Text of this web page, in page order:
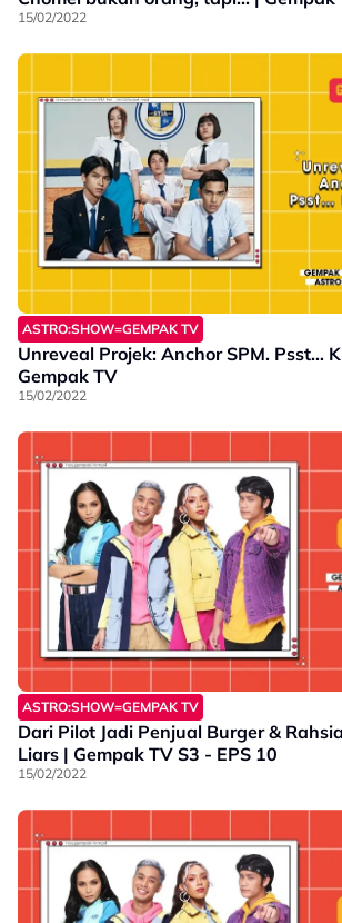
15/02/2022
ASTRO:SHOW=GEMPAK TV
Unreveal Projek: Anchor SPM. Psst…
Gempak TV
15/02/2022
ASTRO:SHOW=GEMPAK TV
Dari Pilot Jadi Penjual Burger &
Liars | Gempak TV S3 - EPS 10
15/02/2022